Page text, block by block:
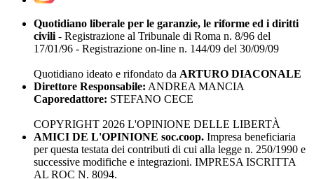
Quotidiano liberale per le garanzie, le riforme ed i diritti
civili- Registrazione al Tribunale di Roma n. 8/96 del
17/01/96 - Registrazione on-line n. 144/09 del 30/09/09
Quotidiano ideato e rifondato da ARTURO DIACONALE
Direttore Responsabile: ANDREA MANCIA
Caporedattore: STEFANO CECE
COPYRIGHT 2026 L'OPINIONE DELLE LIBERTÀ
AMICI DE L'OPINIONE soc.coop. Impresa beneficiaria
per questa testata dei contributi di cui alla legge n. 250/1990 e
successive modifiche e integrazioni. IMPRESA ISCRITTA
AL ROC N. 8094.